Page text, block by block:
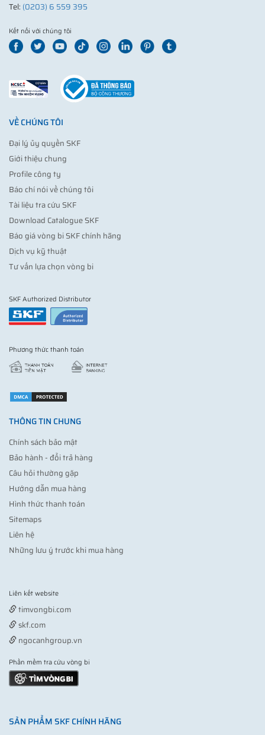
Tel: (0203) 6 559 395
Kết nối với chúng tôi
VỀ CHÚNG TÔI
Đại lý ủy quyền SKF
Giới thiệu chung
Profile công ty
Báo chí nói về chúng tôi
Tài liệu tra cứu SKF
Download Catalogue SKF
Báo giá vòng bi SKF chính hãng
Dịch vụ kỹ thuật
Tư vấn lựa chọn vòng bi
SKF Authorized Distributor
Phương thức thanh toán
THÔNG TIN CHUNG
Chính sách bảo mật
Bảo hành - đổi trả hàng
Câu hỏi thường gặp
Hướng dẫn mua hàng
Hình thức thanh toán
Sitemaps
Liên hệ
Những lưu ý trước khi mua hàng
Liên kết website
timvongbi.com
skf.com
ngocanhgroup.vn
Phần mềm tra cứu vòng bi
SẢN PHẨM SKF CHÍNH HÃNG